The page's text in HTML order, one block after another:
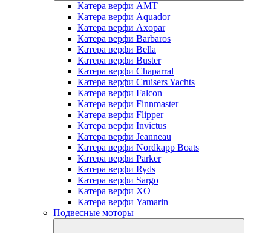
Катера верфи AMT
Катера верфи Aquador
Катера верфи Axopar
Катера верфи Barbaros
Катера верфи Bella
Катера верфи Buster
Катера верфи Chaparral
Катера верфи Cruisers Yachts
Катера верфи Falcon
Катера верфи Finnmaster
Катера верфи Flipper
Катера верфи Invictus
Катера верфи Jeanneau
Катера верфи Nordkapp Boats
Катера верфи Parker
Катера верфи Ryds
Катера верфи Sargo
Катера верфи XO
Катера верфи Yamarin
Подвесные моторы